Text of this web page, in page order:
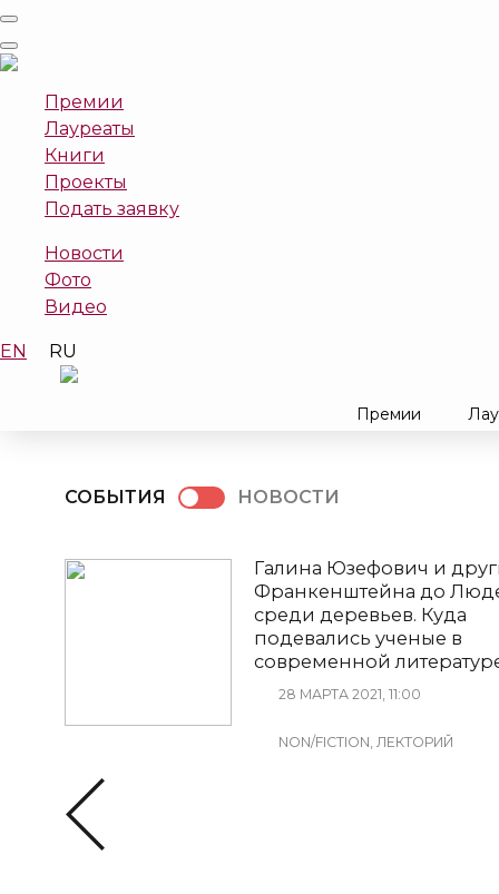
Премии
Лауреаты
Книги
Проекты
Подать заявку
Новости
Фото
Видео
EN RU
Премии
СОБЫТИЯ НОВОСТИ
Галина Юзефович и
Франкенштейна до
среди деревьев. Куда
подевались ученые в
современной
28 МАРТА 2021, 11:00
NON/FICTION, ЛЕКТОРИЙ